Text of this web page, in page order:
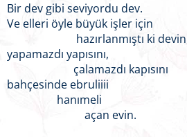
Bir dev gibi seviyordu dev.
Ve elleri öyle büyük işler için
hazırlanmıştı ki
yapamazdı yapısını,
çalamazdı kapısını
bahçesinde ebruliiii
hanımeli
açan evin.